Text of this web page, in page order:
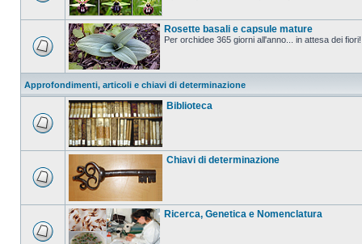
Rosette basali e capsule mature
Per orchidee 365 giorni all'anno... in attesa dei fiori!
Approfondimenti, articoli e chiavi di determinazione
Biblioteca
Chiavi di determinazione
Ricerca, Genetica e Nomenclatura